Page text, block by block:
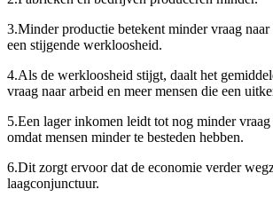
3.Minder productie betekent minder vraag
een stijgende werkloosheid.
4.Als de werkloosheid stijgt, daalt het
vraag naar arbeid en meer mensen die een
5.Een lager inkomen leidt tot nog minder vraag
omdat mensen minder te besteden hebben.
6.Dit zorgt ervoor dat de economie verder
laagconjunctuur.